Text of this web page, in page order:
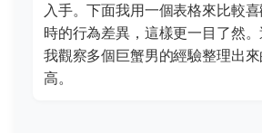
入手。下面我用一個表格來比較
時的行為差異，這樣更一目了然
我觀察多個巨蟹男的經驗整理出
高。